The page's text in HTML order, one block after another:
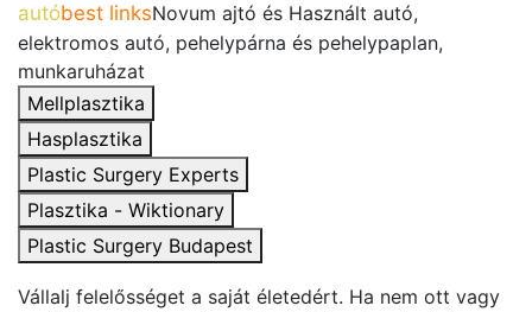
autóbest linksNovum ajtó és Használt autó,
elektromos autó, pehelypárna és pehelypaplan,
munkaruházat
Mellplasztika
Hasplasztika
Plastic Surgery Experts
Plasztika - Wiktionary
Plastic Surgery Budapest
Vállalj felelősséget a saját életedért. Ha nem ott vagy